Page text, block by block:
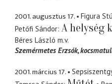
2001. augusztus 17.
Figura
Petőfi Sándor A helység
Béres László m.v.
Szemérmetes Erzsók
2001. március 17.